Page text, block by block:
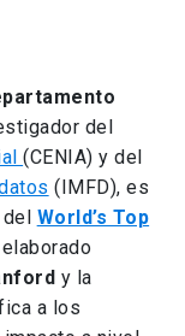
del
(CENIA) y del
(IMFD), es
del World’s Top
y la
a los